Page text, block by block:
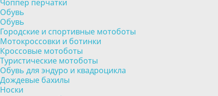
Чоппер перчатки
Обувь
Обувь
Городские и спортивные мотоботы
Мотокроссовки и ботинки
Кроссовые мотоботы
Туристические мотоботы
Обувь для эндуро и квадроцикла
Дождевые бахилы
Носки